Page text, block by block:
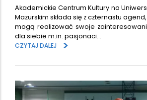
Akademickie Centrum Kultury na
Mazurskim składa się z czternastu
mogą realizować swoje
dla siebie m.in. pasjonaci…
CZYTAJ DALEJ
>